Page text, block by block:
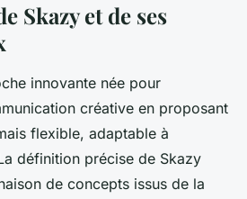
Skazy et de ses
innovante née pour
créative en proposant
flexible, adaptable à
définition précise de Skazy
de concepts issus de la